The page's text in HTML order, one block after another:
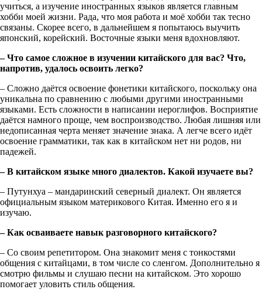
учиться, а изучение иностранных языков является главным
хобби моей жизни. Рада, что моя работа и моё хобби так тесно
связаны. Скорее всего, в дальнейшем я попытаюсь выучить
японский, корейский. Восточные языки меня вдохновляют.
– Что самое сложное в изучении китайского для вас? Что,
напротив, удалось освоить легко?
– Сложно даётся освоение фонетики китайского, поскольку она
уникальна по сравнению с любыми другими иностранными
языками. Есть сложности в написании иероглифов. Восприятие
даётся намного проще, чем воспроизводство. Любая лишняя или
недописанная черта меняет значение знака. А легче всего идёт
освоение грамматики, так как в китайском нет ни родов, ни
падежей.
– В китайском языке много диалектов. Какой изучаете вы?
– Путунхуа – мандаринский северный диалект. Он является
официальным языком материкового Китая. Именно его я и
изучаю.
– Как осваиваете навык разговорного китайского?
– Со своим репетитором. Она знакомит меня с тонкостями
общения с китайцами, в том числе со сленгом. Дополнительно я
смотрю фильмы и слушаю песни на китайском. Это хорошо
помогает уловить стиль общения.